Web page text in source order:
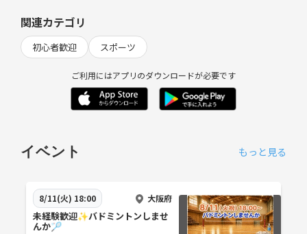
関連カテゴリ
初心者歓迎 スポーツ
ご利用にはアプリのダウンロードが必要です
イベント もっと見る
8/11(火) 18:00 大阪府
未経験歓迎✨️バドミントンしませ
んか🏸